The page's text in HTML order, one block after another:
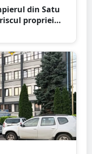
din Satu
propriei